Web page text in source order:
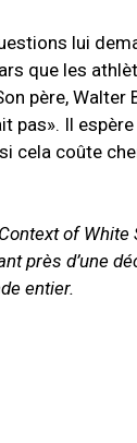
lui
que les
père, Walter
pas». Il
cela coûte
of White
près d’une
entier.